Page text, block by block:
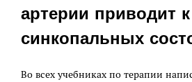
артерии приводит
синкопальных
Во всех учебниках по терапии